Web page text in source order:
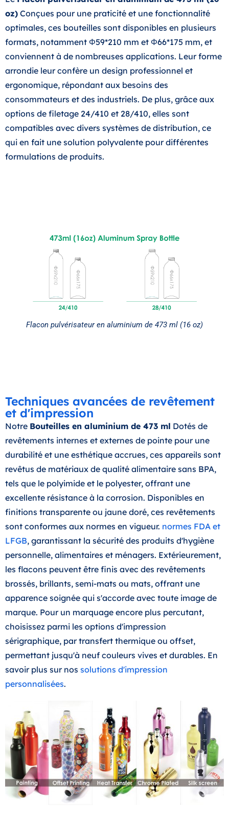
oz) Conçues pour une praticité et une fonctionnalité
optimales, ces bouteilles sont disponibles en plusieurs
formats, notamment Φ59*210 mm et Φ66*175 mm, et
conviennent à de nombreuses applications. Leur forme
arrondie leur confère un design professionnel et
ergonomique, répondant aux besoins des
consommateurs et des industriels. De plus, grâce aux
options de filetage 24/410 et 28/410, elles sont
compatibles avec divers systèmes de distribution, ce
qui en fait une solution polyvalente pour différentes
formulations de produits.
Flacon pulvérisateur en aluminium de 473 ml (16 oz)
Techniques avancées de revêtement
et d'impression
Notre Bouteilles en aluminium de 473 ml Dotés de
revêtements internes et externes de pointe pour une
durabilité et une esthétique accrues, ces appareils sont
revêtus de matériaux de qualité alimentaire sans BPA,
tels que le polyimide et le polyester, offrant une
excellente résistance à la corrosion. Disponibles en
finitions transparente ou jaune doré, ces revêtements
sont conformes aux normes en vigueur. normes FDA et
LFGB, garantissant la sécurité des produits d'hygiène
personnelle, alimentaires et ménagers. Extérieurement,
les flacons peuvent être finis avec des revêtements
brossés, brillants, semi-mats ou mats, offrant une
apparence soignée qui s'accorde avec toute image de
marque. Pour un marquage encore plus percutant,
choisissez parmi les options d'impression
sérigraphique, par transfert thermique ou offset,
permettant jusqu'à neuf couleurs vives et durables. En
savoir plus sur nos solutions d'impression
personnalisées.